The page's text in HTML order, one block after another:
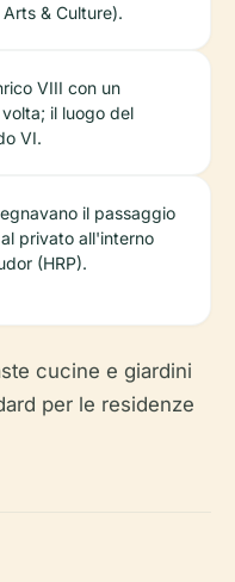
& Culture).
VIII con un
il luogo del
VI.
il passaggio
privato all'interno
(HRP).
cucine e giardini
per le residenze